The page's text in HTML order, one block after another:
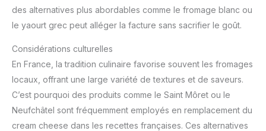
des alternatives plus abordables comme le fromage blanc ou
le yaourt grec peut alléger la facture sans sacrifier le goût.
Considérations culturelles
En France, la tradition culinaire favorise souvent les fromages
locaux, offrant une large variété de textures et de saveurs.
C’est pourquoi des produits comme le Saint Môret ou le
Neufchâtel sont fréquemment employés en remplacement du
cream cheese dans les recettes françaises. Ces alternatives